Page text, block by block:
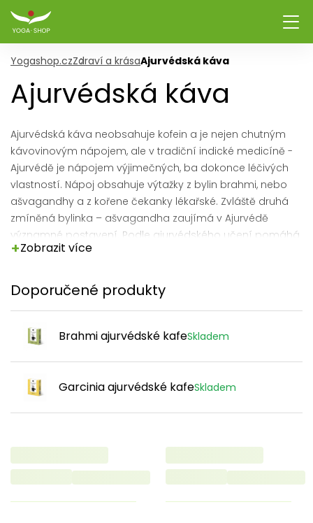
Yogashop.czZdraví a krásaAjurvédská káva
Ajurvédská káva
Ajurvédská káva neobsahuje kofein a je nejen chutným
kávovinovým nápojem, ale v tradiční indické medicíně -
Ajurvédě je nápojem výjimečných, ba dokonce léčivých
vlastností. Nápoj obsahuje výtažky z bylin brahmi, nebo
ašvagandhy a z kořene čekanky lékařské. Zvláště druhá
zmíněná bylinka – ašvagandha zaujímá v Ajurvédě
významné postavení. Podle ajurvédského učení pomáhá
vyplavit toxiny a nečistoty z organismu.
+Zobrazit více
Doporučené produkty
Brahmi ajurvédské kafeSkladem
Garcinia ajurvédské kafeSkladem